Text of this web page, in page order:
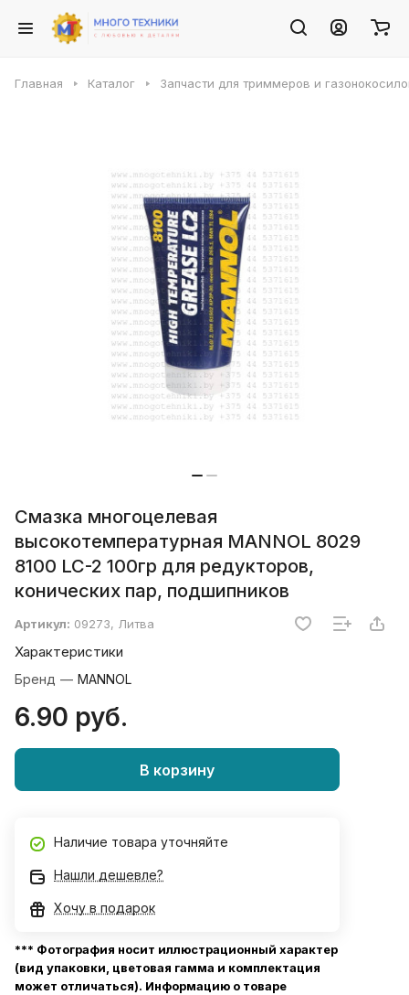
Главная Каталог Запчасти для триммеров и
Смазка многоцелевая
высокотемпературная MANNOL 8029
8100 LC-2 100гр для редукторов,
конических пар, подшипников
Артикул: 09273, Литва
Характеристики
Бренд — MANNOL
6.90 руб.
В корзину
Наличие товара уточняйте
Нашли дешевле?
Хочу в подарок
*** Фотография носит иллюстрационный характер
(вид упаковки, цветовая гамма и комплектация
может отличаться). Информацию о товаре